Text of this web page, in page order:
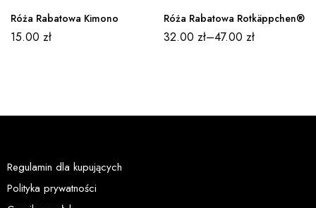
Róża Rabatowa Kimono
15.00 zł
Róża Rabatowa Rotkäppchen®
32.00 zł–47.00 zł
Regulamin dla kupujących
Polityka prywatności